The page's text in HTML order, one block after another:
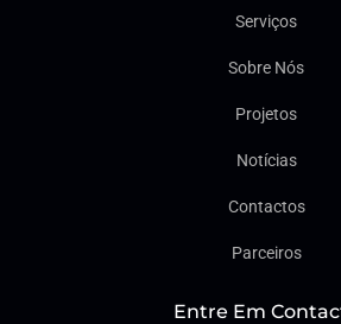
Serviços
Sobre Nós
Projetos
Notícias
Contactos
Parceiros
Entre Em